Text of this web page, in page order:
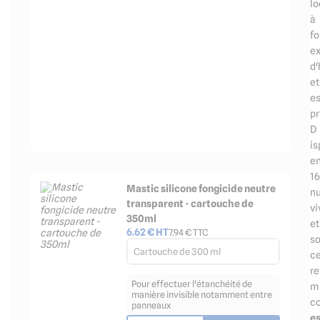
Mastic silicone fongicide neutre
transparent - cartouche de
350ml
6.62€ HT7.94€ TTC
Cartouche de 300 ml
Pour effectuer l'étanchéité de
manière invisible notamment entre
panneaux
à
et
D​​​
16
et